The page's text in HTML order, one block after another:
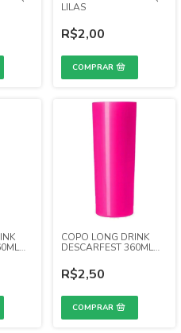
LILAS
R$2,00
COPO LONG DRINK
DESCARFEST 360ML
R$2,50